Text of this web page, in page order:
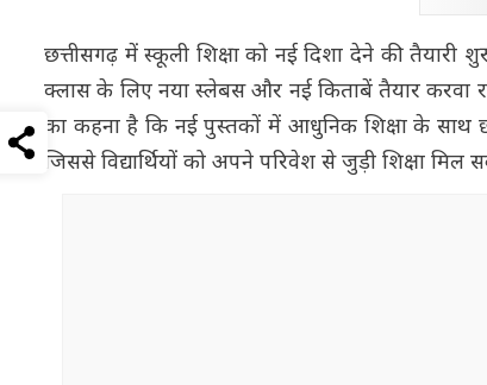
छत्तीसगढ़ में स्कूली शिक्षा को नई दिशा देने की तैयारी
क्लास के लिए नया स्लेबस और नई किताबें तैयार करवा
का कहना है कि नई पुस्तकों में आधुनिक शिक्षा के साथ
जिससे विद्यार्थियों को अपने परिवेश से जुड़ी शिक्षा मिल